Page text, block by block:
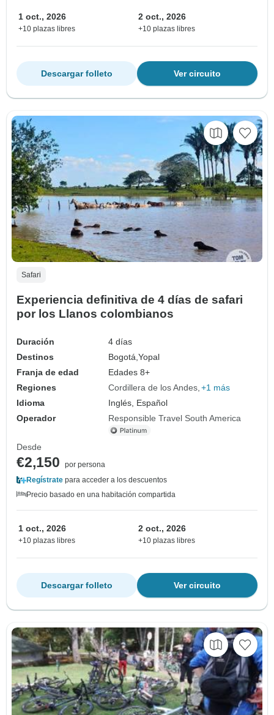
1 oct., 2026
+10 plazas libres
2 oct., 2026
+10 plazas libres
Ver circuito
Descargar folleto
Safari
Experiencia definitiva de 4 días de safari
por los Llanos colombianos
Duración
4 días
Destinos
Bogotá,Yopal
Franja de edad
Edades 8+
Regiones
Cordillera de los Andes +1 más
Idioma
Inglés, Español
Operador
Responsible Travel South America
Desde
€2,150
por persona
Regístrate para acceder a los descuentos
Precio basado en una habitación compartida
1 oct., 2026
+10 plazas libres
2 oct., 2026
+10 plazas libres
Ver circuito
Descargar folleto